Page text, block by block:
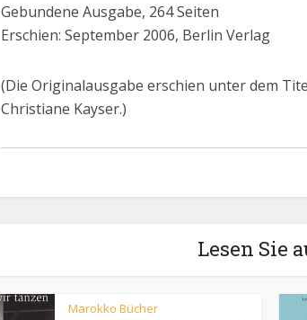
Gebundene Ausgabe, 264 Seiten
Erschien: September 2006, Berlin Verlag
(Die Originalausgabe erschien unter dem
Christiane Kayser.)
Lesen Sie
Marokko Bücher